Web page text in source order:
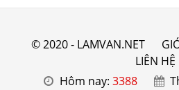
© 2020 - LAMVAN.NET
LIÊN HỆ
Hôm nay: 3388